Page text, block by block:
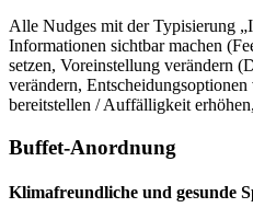
Alle Nudges mit der Typisierung
Informationen sichtbar machen
setzen, Voreinstellung verändern
verändern,
bereitstellen / Auffälligkeit
Buffet-Anordnung
Klimafreundliche und gesunde